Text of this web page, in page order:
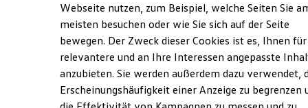
Laden
Laden unterwegs
Laden Zuhause
Ladestationen finden
Ladezeitensimulator
Batterie
Sicherheit
Garantie und Lebensdauer
Ansprechpartner
Webseite nutzen, zum Beispiel, welche Seiten Sie
meisten besuchen oder wie Sie sich auf der Seite
bewegen. Der Zweck dieser Cookies ist es, Ihnen für
relevantere und an Ihre Interessen angepasste
anzubieten. Sie werden außerdem dazu verwendet,
Erscheinungshäufigkeit einer Anzeige zu begrenzen